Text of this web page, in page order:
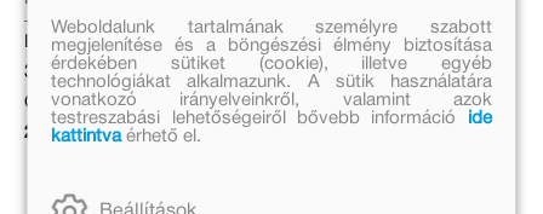
Eredeti ár:
3 499 Ft
Online ár:
2 869 Ft
2 499 Ft
Online ár:
2 049 Ft
Weboldalunk tartalmának személyre szabott
megjelenítése és a böngészési élmény biztosítása
érdekében sütiket (cookie), illetve egyéb
technológiákat alkalmazunk. A sütik használatára
vonatkozó irányelveinkről, valamint azok
testreszabási lehetőségeiről bővebb információ
ide
kattintvaérhető el.